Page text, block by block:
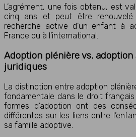
L’agrément, une fois obtenu, est
cinq ans et peut être
recherche active d’un enfant à
France ou à l’international.
Adoption plénière vs.
juridiques
La distinction entre adoption
fondamentale dans le droit
formes d’adoption ont des
différentes sur les liens entre
sa famille adoptive.